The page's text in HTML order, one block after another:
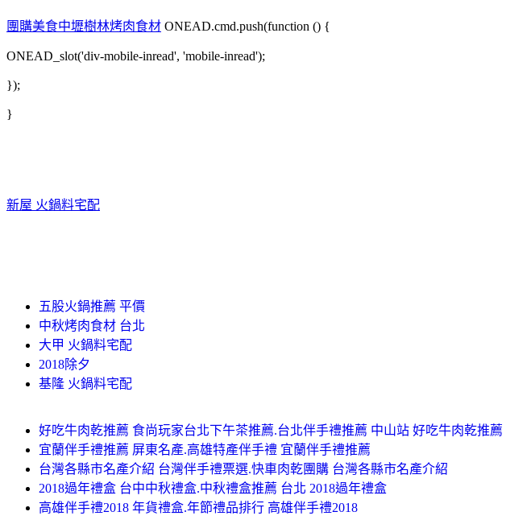
團購美食中壢樹林烤肉食材 ONEAD.cmd.push(function () {
ONEAD_slot('div-mobile-inread', 'mobile-inread');
});
}
新屋 火鍋料宅配
五股火鍋推薦 平價
中秋烤肉食材 台北
大甲 火鍋料宅配
2018除夕
基隆 火鍋料宅配
好吃牛肉乾推薦 食尚玩家台北下午茶推薦.台北伴手禮推薦 中山站 好吃牛肉乾推薦
宜蘭伴手禮推薦 屏東名產.高雄特產伴手禮 宜蘭伴手禮推薦
台灣各縣市名產介紹 台灣伴手禮票選.快車肉乾團購 台灣各縣市名產介紹
2018過年禮盒 台中中秋禮盒.中秋禮盒推薦 台北 2018過年禮盒
高雄伴手禮2018 年貨禮盒.年節禮品排行 高雄伴手禮2018